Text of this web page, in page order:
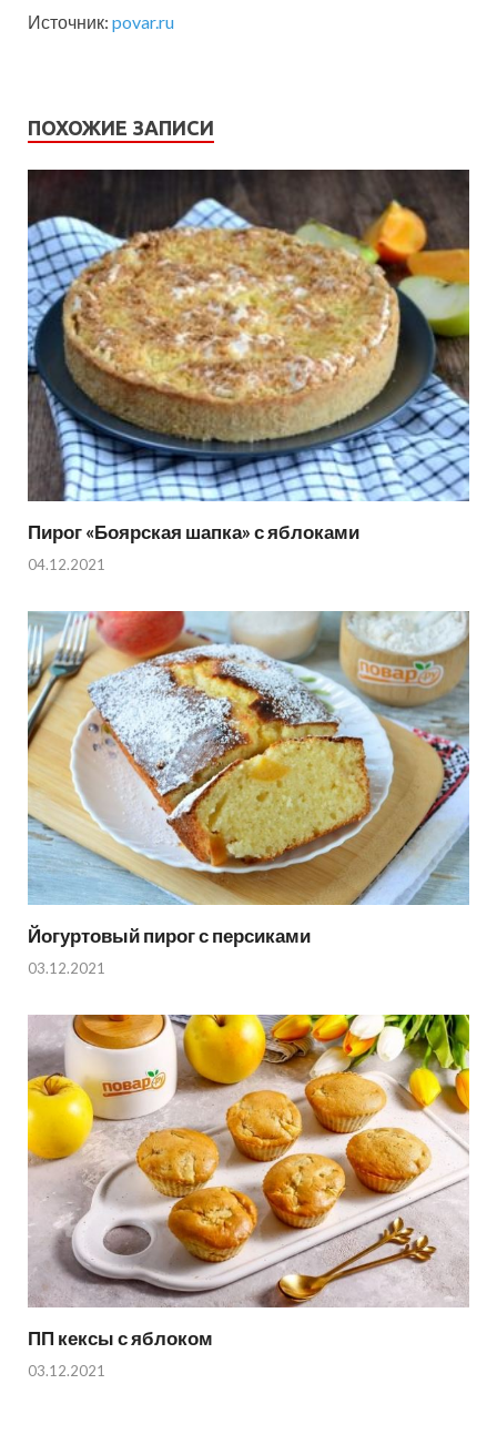
Источник: povar.ru
ПОХОЖИЕ ЗАПИСИ
Пирог «Боярская шапка» с яблоками
04.12.2021
Йогуртовый пирог с персиками
03.12.2021
ПП кексы с яблоком
03.12.2021